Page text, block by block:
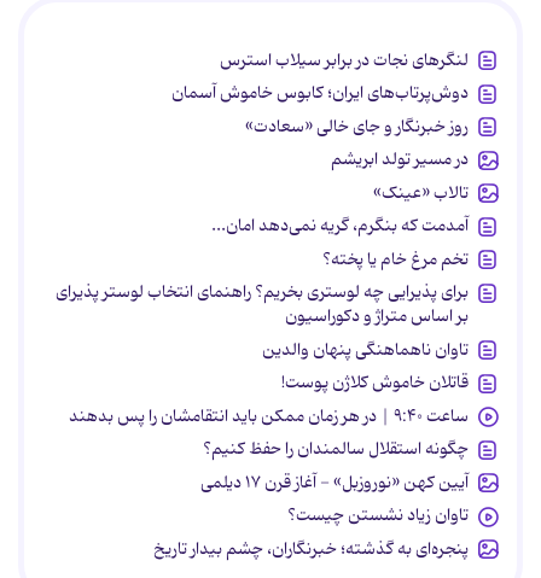
لنگرهای نجات در برابر سیلاب استرس
دوش‌پرتاب‌های ایران؛ کابوس خاموش آسمان
روز خبرنگار و جای خالی «سعادت»
در مسیر تولد ابریشم
تالاب «عینک»
آمدمت که بنگرم، گریه نمی‌دهد امان...
تخم مرغ خام یا پخته؟
برای پذیرایی چه لوستری بخریم؟ راهنمای انتخاب لوستر پذیرای
بر اساس متراژ و دکوراسیون
تاوان ناهماهنگی پنهان والدین
قاتلان خاموش کلاژن پوست!
ساعت ۹:۴۰ | در هر زمان ممکن باید انتقامشان را پس بدهند
چگونه استقلال سالمندان را حفظ کنیم؟
آیین کهن «نوروزبل» - آغاز قرن ۱۷ دیلمی
تاوان زیاد نشستن چیست؟
پنجره‌ای به گذشته؛ خبرنگاران، چشم بیدار تاریخ